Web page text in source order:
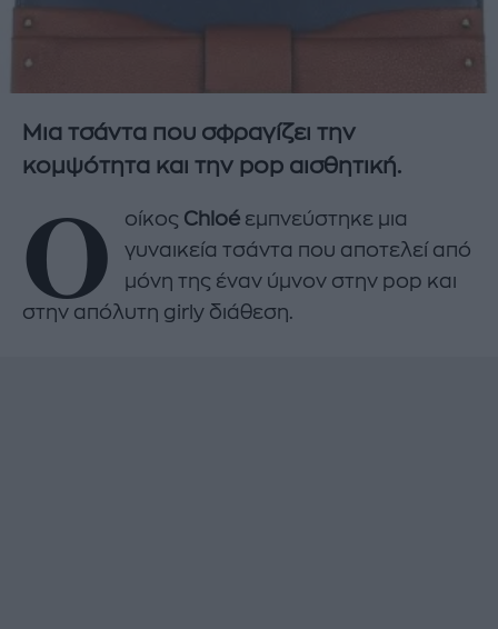
Μια τσάντα που σφραγίζει την
κομψότητα και την pop αισθητική.
Ο οίκος Chloé εμπνεύστηκε μια
γυναικεία τσάντα που αποτελεί από
μόνη της έναν ύμνον στην pop και
στην απόλυτη girly διάθεση.